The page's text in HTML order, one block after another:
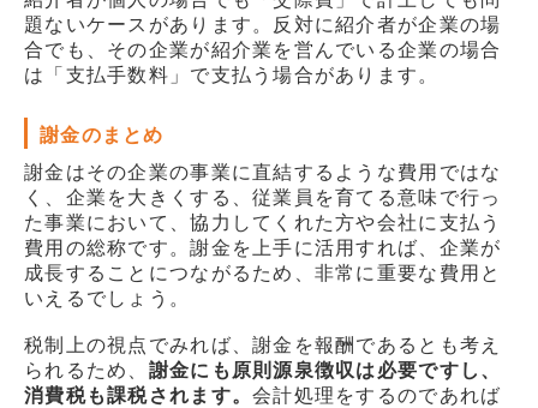
題ないケースがあります。反対に紹介者が企業の場
合でも、その企業が紹介業を営んでいる企業の場合
は「支払手数料」で支払う場合があります。
謝金のまとめ
謝金はその企業の事業に直結するような費用ではな
く、企業を大きくする、従業員を育てる意味で行っ
た事業において、協力してくれた方や会社に支払う
費用の総称です。謝金を上手に活用すれば、企業が
成長することにつながるため、非常に重要な費用と
いえるでしょう。
税制上の視点でみれば、謝金を報酬であるとも考え
られるため、 謝金にも原則源泉徴収は必要ですし、
消費税も課税されます。会計処理をするのであれば